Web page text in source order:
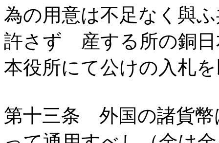
為の用意は不足なく與
許さず 産する所の銅日
本役所にて公けの入札
第十三条 外国の諸貨幣